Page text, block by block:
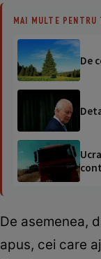
MAI MULTE PENTRU
De
De asemenea,
apus, cei care